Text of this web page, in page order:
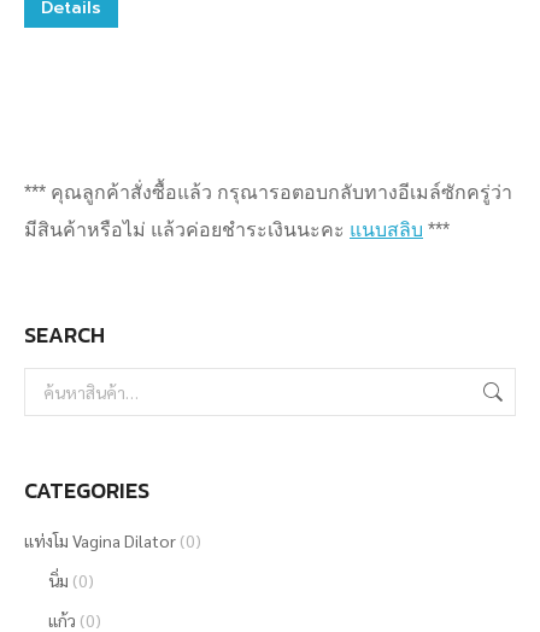
Details
The
options
the
page
*** คุณลูกค้าสั่งซื้อแล้ว กรุณารอตอบกลับทางอีเมล์ซักครู่ว่า
มีสินค้าหรือไม่ แล้วค่อยชำระเงินนะคะ แนบสลิบ ***
SEARCH
CATEGORIES
แท่งโม Vagina Dilator (0)
นิ่ม (0)
แก้ว (0)